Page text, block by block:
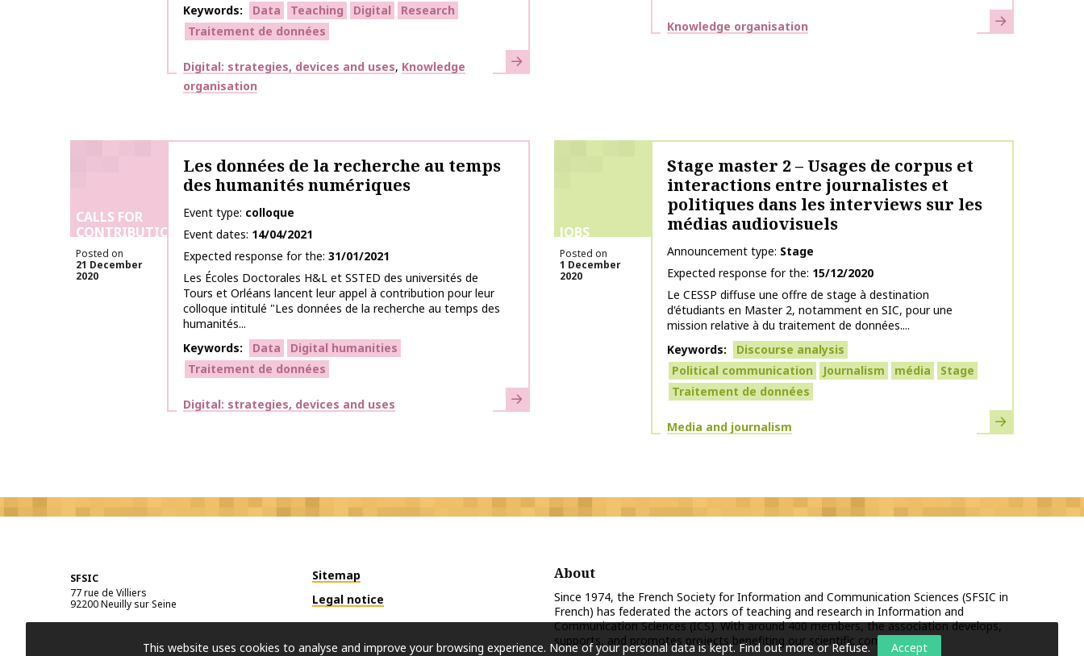
Keywords
Data Teaching Digital
Research
Traitement de données
Themes
Digital: strategies, devices and uses Knowledge
organisation
Learn more
Themes
Knowledge organisation Learn more
CALLS FOR
CONTRIBUTIONS
Posted on
21 December
2020
Les données de la recherche au temps
des humanités numériques
Event type colloque
Event dates 14/04/2021
Expected response for the 31/01/2021
Les Écoles Doctorales H&L et SSTED des universités de
Tours et Orléans lancent leur appel à contribution pour leur
colloque intitulé "Les données de la recherche au temps des
humanités...
Keywords
Data
Digital humanities
Traitement de données
Themes
Digital: strategies, devices and uses Learn more
JOBS
Posted on
1 December
2020
Stage master 2 – Usages de corpus et
interactions entre journalistes et
politiques dans les interviews sur les
médias audiovisuels
Announcement type Stage
Expected response for the 15/12/2020
Le CESSP diffuse une offre de stage à destination
d'étudiants en Master 2, notamment en SIC, pour une
mission relative à du traitement de données....
Keywords
Discourse analysis
Political communication
Journalism média
Stage
Traitement de données
Themes
Media and journalism Learn more
SFSIC
77 rue de Villiers
92200Neuilly sur Seine
Sitemap
Legal notice
About
Since 1974, the French Society for Information and Communication Sciences (SFSIC in
French) has federated the actors of teaching and research in Information and
Communication Sciences (ICS). With around 400 members, the association develops,
supports, and promotes projects benefiting our scientific community.
This website uses cookies to analyse and improve your browsing experience. None of your personal data is kept. Find out more or Refuse. Accept